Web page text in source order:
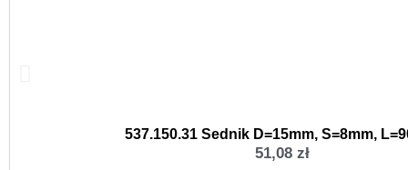
537.150.31 Sednik D=15mm, S=8mm,
51,08 zł